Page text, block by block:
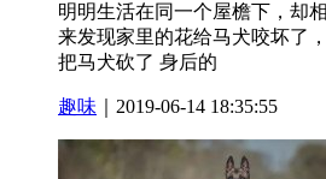
明明生活在同一个屋檐下，却
来发现家里的花给马犬咬坏了
把马犬砍了 身后的
趣味 ｜2019-06-14 18:35:55